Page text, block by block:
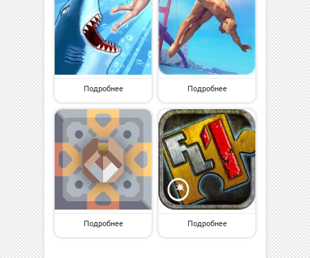
Подробнее Подробнее
Подробнее Подробнее